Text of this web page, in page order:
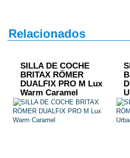
Relacionados
SILLA DE COCHE
BRITAX RÖMER
DUALFIX PRO M Lux
Warm Caramel